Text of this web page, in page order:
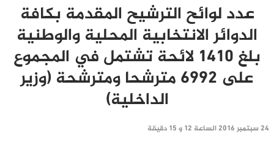
عدد لوائح الترشيح المقدمة بكافة
الدوائر الانتخابية المحلية والوطنية
بلغ 1410 لائحة تشتمل في المجموع
على 6992 مترشحا ومترشحة (وزير
الداخلية)
24 سبتمبر 2016 الساعة 12 و 15 دقيقة